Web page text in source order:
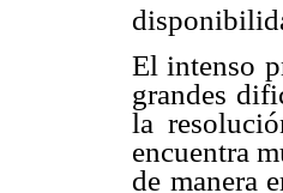
El intenso
grandes
la
encuentra
de manera